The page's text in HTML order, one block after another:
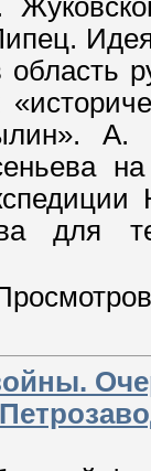
A.
для